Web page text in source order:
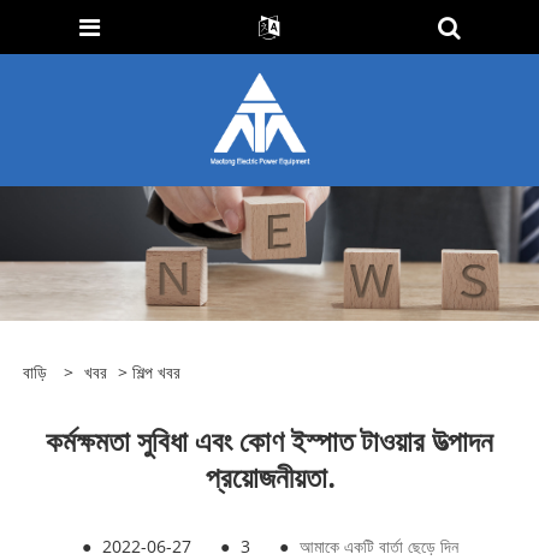
বাড়ি > খবর > শিল্প খবর
কর্মক্ষমতা সুবিধা এবং কোণ ইস্পাত টাওয়ার উত্পাদন
প্রয়োজনীয়তা.
● 2022-06-27 ● 3 ● আমাকে একটি বার্তা ছেড়ে দিন